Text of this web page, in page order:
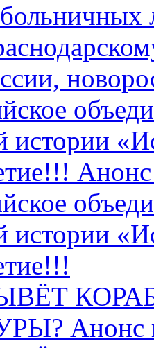
истории
истории
Анонс